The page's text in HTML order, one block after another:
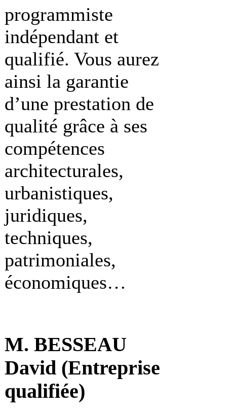
programmiste
indépendant et
qualifié. Vous aurez
ainsi la garantie
d’une prestation de
qualité grâce à ses
compétences
architecturales,
urbanistiques,
juridiques,
techniques,
patrimoniales,
économiques…
M. BESSEAU
David (Entreprise
qualifiée)